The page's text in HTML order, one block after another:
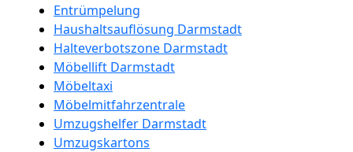
Entrümpelung
Haushaltsauflösung Darmstadt
Halteverbotszone Darmstadt
Möbellift Darmstadt
Möbeltaxi
Möbelmitfahrzentrale
Umzugshelfer Darmstadt
Umzugskartons